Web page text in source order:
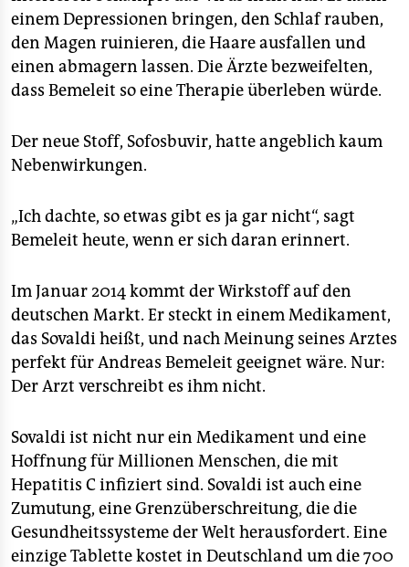
einem Depressionen bringen, den Schlaf rauben,
den Magen ruinieren, die Haare ausfallen und
einen abmagern lassen. Die Ärzte bezweifelten,
dass Bemeleit so eine Therapie überleben würde.
Der neue Stoff, Sofosbuvir, hatte angeblich kaum
Nebenwirkungen.
„Ich dachte, so etwas gibt es ja gar nicht“, sagt
Bemeleit heute, wenn er sich daran erinnert.
Im Januar 2014 kommt der Wirkstoff auf den
deutschen Markt. Er steckt in einem Medikament,
das Sovaldi heißt, und nach Meinung seines Arztes
perfekt für Andreas Bemeleit geeignet wäre. Nur:
Der Arzt verschreibt es ihm nicht.
Sovaldi ist nicht nur ein Medikament und eine
Hoffnung für Millionen Menschen, die mit
Hepatitis C infiziert sind. Sovaldi ist auch eine
Zumutung, eine Grenzüberschreitung, die die
Gesundheitssysteme der Welt herausfordert. Eine
einzige Tablette kostet in Deutschland um die 700